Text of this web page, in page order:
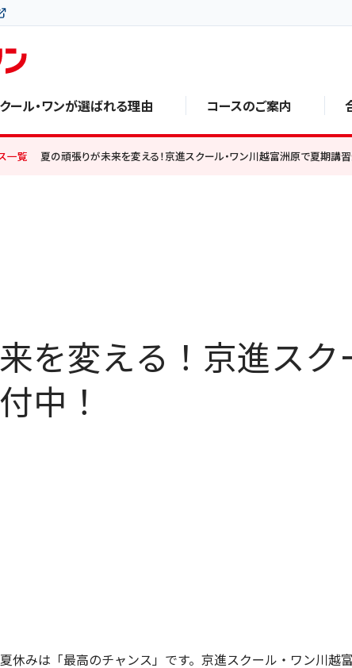
ール・ワンが選ばれる理由 コースのご案内
一覧 夏の頑張りが未来を変える！京進スクール・ワン川越富洲原で夏期講習
を変える！京進ス
中！
休みは「最高のチャンス」です。京進スクール・ワン川越